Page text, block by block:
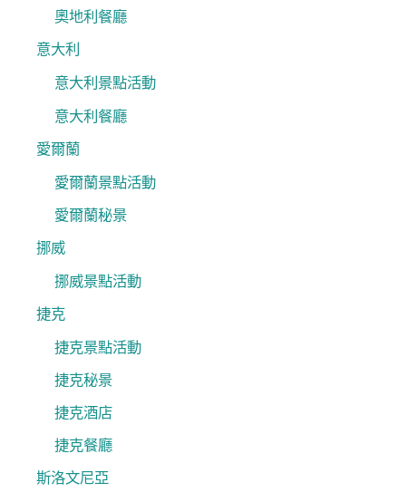
奧地利餐廳
意大利
意大利景點活動
意大利餐廳
愛爾蘭
愛爾蘭景點活動
愛爾蘭秘景
挪威
挪威景點活動
捷克
捷克景點活動
捷克秘景
捷克酒店
捷克餐廳
斯洛文尼亞